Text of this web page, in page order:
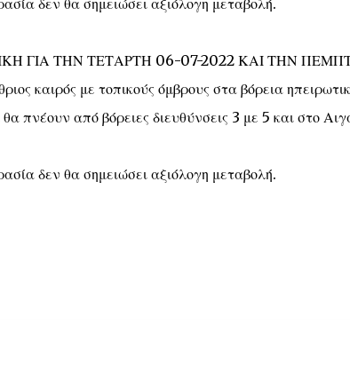
δεν θα σημειώσει αξιόλογη μεταβολή.
ΓΙΑ ΤΗΝ ΤΕΤΑΡΤΗ 06-07-2022 ΚΑΙ ΤΗΝ
καιρός με τοπικούς όμβρους στα βόρεια
θα πνέουν από βόρειες διευθύνσεις 3 με 5 και στο
δεν θα σημειώσει αξιόλογη μεταβολή.